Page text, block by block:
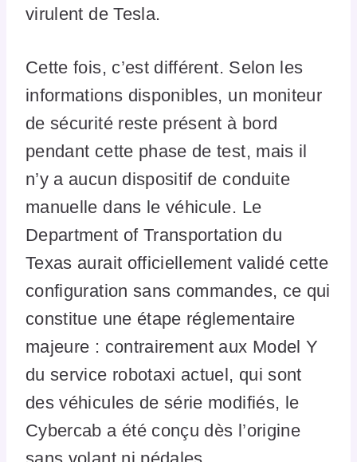
virulent de Tesla.
Cette fois, c’est différent. Selon les
informations disponibles, un moniteur
de sécurité reste présent à bord
pendant cette phase de test, mais il
n’y a aucun dispositif de conduite
manuelle dans le véhicule. Le
Department of Transportation du
Texas aurait officiellement validé cette
configuration sans commandes, ce qui
constitue une étape réglementaire
majeure : contrairement aux Model Y
du service robotaxi actuel, qui sont
des véhicules de série modifiés, le
Cybercab a été conçu dès l’origine